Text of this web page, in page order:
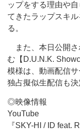
ップをする理由や
てきたラップスキ
る。
また、本日公開さ
む【D.U.N.K.
模様は、動画配信
独占擬似生配信も決
◎映像情報
YouTube
『SKY-HI / ID feat.